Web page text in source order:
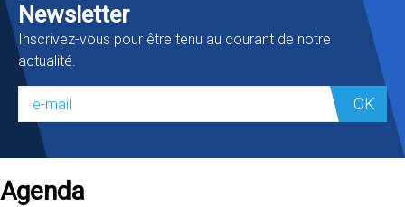
Newsletter
Inscrivez-vous pour être tenu au courant de notre
actualité.
OK
Agenda